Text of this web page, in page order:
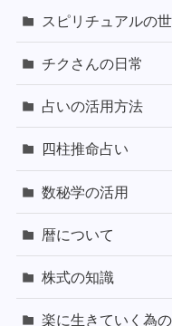
スピリチュアルの
チクさんの日常
占いの活用方法
四柱推命占い
数秘学の活用
暦について
株式の知識
楽に生きていく為